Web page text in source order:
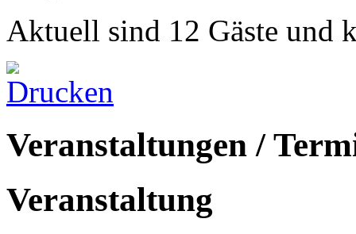
Aktuell sind 12 Gäste und
Veranstaltungen /
Veranstaltung